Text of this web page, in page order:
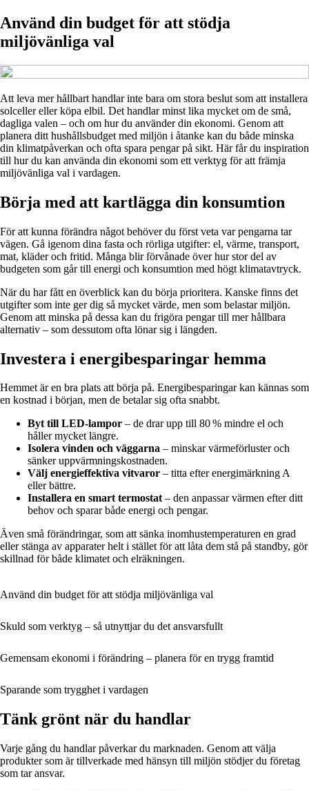
Använd din budget för att stödja
miljövänliga val
Att leva mer hållbart handlar inte bara om stora beslut som att installera
solceller eller köpa elbil. Det handlar minst lika mycket om de små,
dagliga valen – och om hur du använder din ekonomi. Genom att
planera ditt hushållsbudget med miljön i åtanke kan du både minska
din klimatpåverkan och ofta spara pengar på sikt. Här får du inspiration
till hur du kan använda din ekonomi som ett verktyg för att främja
miljövänliga val i vardagen.
Börja med att kartlägga din konsumtion
För att kunna förändra något behöver du först veta var pengarna tar
vägen. Gå igenom dina fasta och rörliga utgifter: el, värme, transport,
mat, kläder och fritid. Många blir förvånade över hur stor del av
budgeten som går till energi och konsumtion med högt klimatavtryck.
När du har fått en överblick kan du börja prioritera. Kanske finns det
utgifter som inte ger dig så mycket värde, men som belastar miljön.
Genom att minska på dessa kan du frigöra pengar till mer hållbara
alternativ – som dessutom ofta lönar sig i längden.
Investera i energibesparingar hemma
Hemmet är en bra plats att börja på. Energibesparingar kan kännas som
en kostnad i början, men de betalar sig ofta snabbt.
Byt till LED-lampor – de drar upp till 80 % mindre el och
håller mycket längre.
Isolera vinden och väggarna – minskar värmeförluster och
sänker uppvärmningskostnaden.
Välj energieffektiva vitvaror – titta efter energimärkning A
eller bättre.
Installera en smart termostat– den anpassar värmen efter ditt
behov och sparar både energi och pengar.
Även små förändringar, som att sänka inomhustemperaturen en grad
eller stänga av apparater helt i stället för att låta dem stå på standby, gör
skillnad för både klimatet och elräkningen.
Använd din budget för att stödja miljövänliga val
Skuld som verktyg – så utnyttjar du det ansvarsfullt
Gemensam ekonomi i förändring – planera för en trygg framtid
Sparande som trygghet i vardagen
Tänk grönt när du handlar
Varje gång du handlar påverkar du marknaden. Genom att välja
produkter som är tillverkade med hänsyn till miljön stödjer du företag
som tar ansvar.